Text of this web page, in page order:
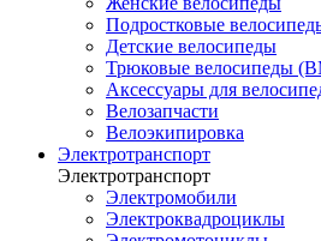
Подростковые
Детские велосипеды
Трюковые велосипеды
Аксессуары для
Велозапчасти
Велоэкипировка
Электротранспорт
Электротранспорт
Электромобили
Электроквадроциклы